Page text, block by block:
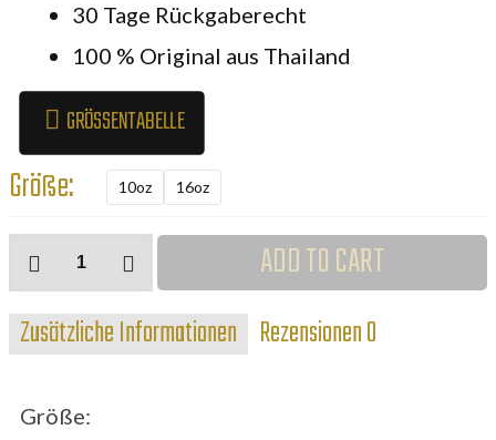
30 Tage Rückgaberecht
100 % Original aus Thailand
GRÖSSENTABELLE
Größe: 10oz 16oz
Boxhandschuhe
Rot
Menge
ADD TO CART
Zusätzliche Informationen Rezensionen0
Größe: